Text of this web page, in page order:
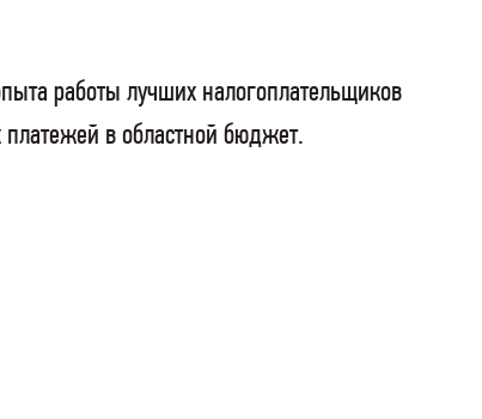
работы лучших налогоплательщиков
в областной бюджет.